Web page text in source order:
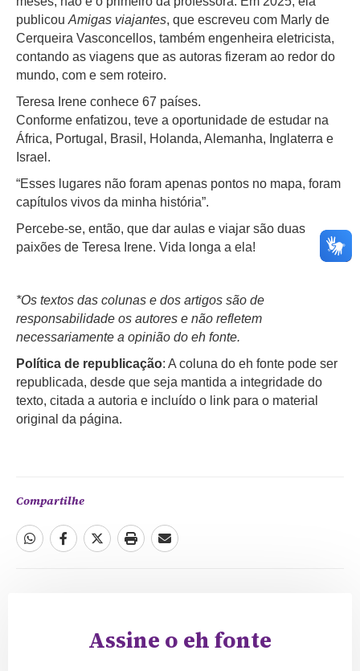
publicou Amigas viajantes, que escreveu com Marly de
Cerqueira Vasconcellos, também engenheira eletricista,
contando as viagens que as autoras fizeram ao redor do
mundo, com e sem roteiro.
Teresa Irene conhece 67 países.
Conforme enfatizou, teve a oportunidade de estudar na
África, Portugal, Brasil, Holanda, Alemanha, Inglaterra e
Israel.
“Esses lugares não foram apenas pontos no mapa, foram
capítulos vivos da minha história”.
Percebe-se, então, que dar aulas e viajar são duas
paixões de Teresa Irene. Vida longa a ela!
*Os textos das colunas e dos artigos são de
responsabilidade os autores e não refletem
necessariamente a opinião do eh fonte.
Política de republicação: A coluna do eh fonte pode ser
republicada, desde que seja mantida a integridade do
texto, citada a autoria e incluído o link para o material
original da página.
Compartilhe
Assine o eh fonte